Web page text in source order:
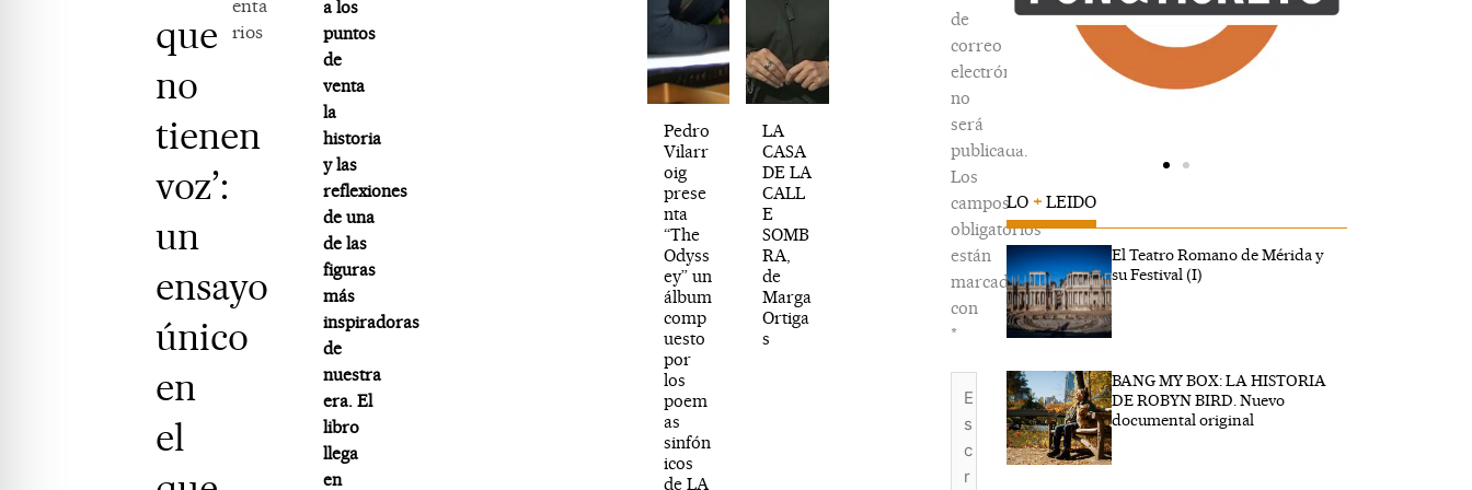
que
no
tienen
voz’:
un
ensayo
único
en
el
enta
rios
a los
puntos
de
venta
la
historia
y las
reflexiones
de una
de las
figuras
más
inspiradoras
de
nuestra
era. El
libro
llega
en
Pedro
Vilarr
oig
prese
nta
“The
Odyss
ey” un
álbum
comp
uesto
por
los
poem
as
sinfón
icos
de LA
LA
CASA
DE LA
CALL
E
SOMB
RA,
de
Marga
Ortiga
s
de
correo
electrónico
no
será
publicada.
Los
campos
obligatorios
están
marcados
con
*
aquí...
LO +LEIDO
El Teatro Romano de Mérida y
su Festival (I)
BANG MY BOX: LA HISTORIA
DE ROBYN BIRD. Nuevo
documental original